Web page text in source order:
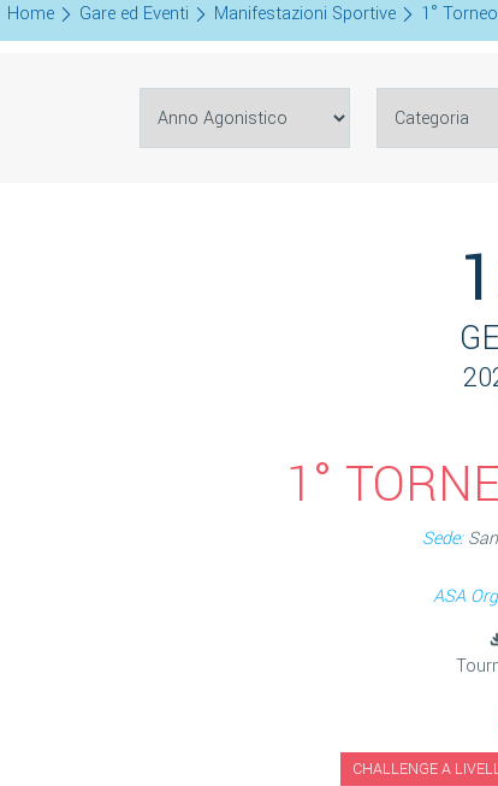
Home Gare ed Eventi Manifestazioni Sportive 1°
1°
Sede:
ASA
CHALLENGE A